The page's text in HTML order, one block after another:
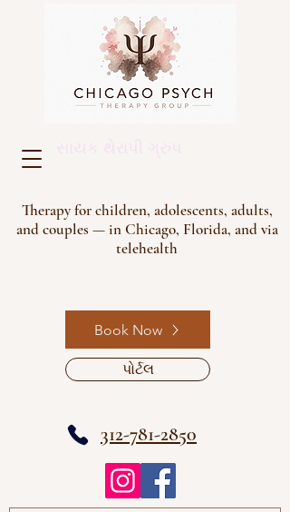
પોર્ટલ
Book Now
312-781-2850
Therapy for children, adolescents, adults,
and couples — in Chicago, Florida, and via
telehealth